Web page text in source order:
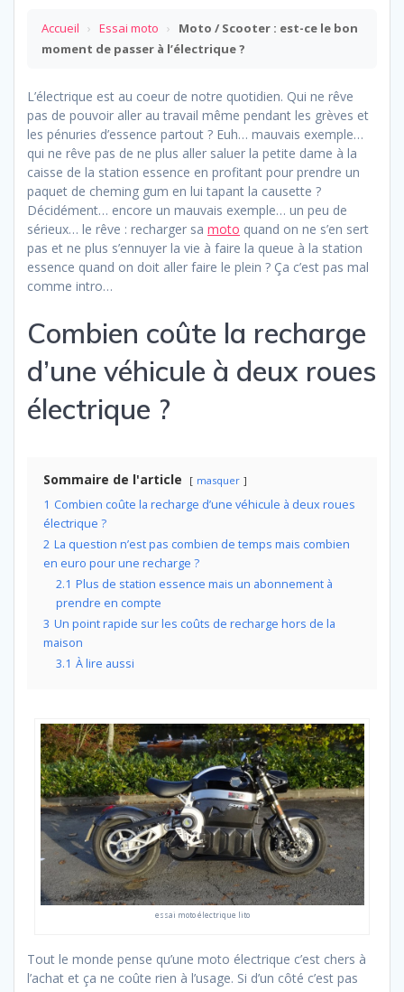
Accueil › Essai moto ›
Moto / Scooter : est-ce le bon
moment de passer à l’électrique ?
L’électrique est au coeur de notre quotidien. Qui ne rêve
pas de pouvoir aller au travail même pendant les grèves et
les pénuries d’essence partout ? Euh… mauvais exemple…
qui ne rêve pas de ne plus aller saluer la petite dame à la
caisse de la station essence en profitant pour prendre un
paquet de cheming gum en lui tapant la causette ?
Décidément… encore un mauvais exemple… un peu de
sérieux… le rêve : recharger sa moto quand on ne s’en sert
pas et ne plus s’ennuyer la vie à faire la queue à la station
essence quand on doit aller faire le plein ? Ça c’est pas mal
comme intro…
Combien coûte la recharge
d’une véhicule à deux roues
électrique ?
Sommaire de l'article masquer
1 Combien coûte la recharge d’une véhicule à deux roues
électrique ?
2 La question n’est pas combien de temps mais combien
en euro pour une recharge ?
2.1 Plus de station essence mais un abonnement à
prendre en compte
3 Un point rapide sur les coûts de recharge hors de la
maison
3.1 À lire aussi
essai moto électrique lito
Tout le monde pense qu’une moto électrique c’est chers à
l’achat et ça ne coûte rien à l’usage. Si d’un côté c’est pas